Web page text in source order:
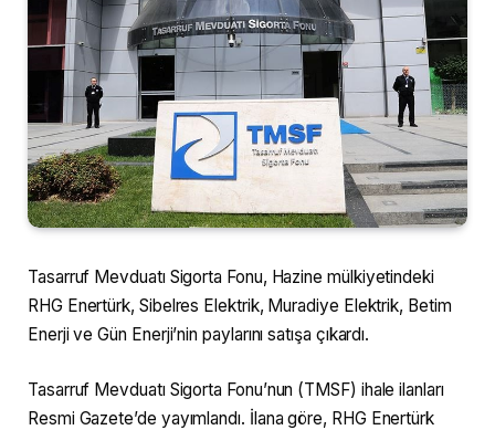
Tasarruf Mevduatı Sigorta Fonu, Hazine mülkiyetindeki
RHG Enertürk, Sibelres Elektrik, Muradiye Elektrik, Betim
Enerji ve Gün Enerji’nin paylarını satışa çıkardı.
Tasarruf Mevduatı Sigorta Fonu’nun (TMSF) ihale ilanları
Resmi Gazete’de yayımlandı. İlana göre, RHG Enertürk